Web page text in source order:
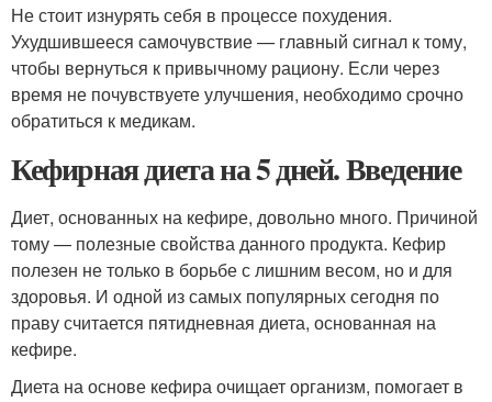
Не стоит изнурять себя в процессе похудения.
Ухудшившееся самочувствие — главный сигнал к тому,
чтобы вернуться к привычному рациону. Если через
время не почувствуете улучшения, необходимо срочно
обратиться к медикам.
Кефирная диета на 5 дней. Введение
Диет, основанных на кефире, довольно много. Причиной
тому — полезные свойства данного продукта. Кефир
полезен не только в борьбе с лишним весом, но и для
здоровья. И одной из самых популярных сегодня по
праву считается пятидневная диета, основанная на
кефире.
Диета на основе кефира очищает организм, помогает в